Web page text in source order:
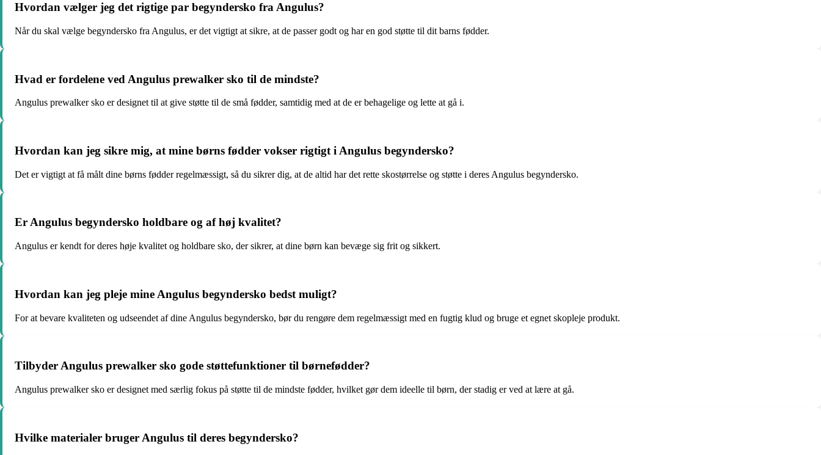
Hvordan vælger jeg det rigtige par begyndersko fra Angulus?
Når du skal vælge begyndersko fra Angulus, er det vigtigt at sikre, at de passer godt og har en god støtte til dit barns fødder.
Hvad er fordelene ved Angulus prewalker sko til de mindste?
Angulus prewalker sko er designet til at give støtte til de små fødder, samtidig med at de er behagelige og lette at gå i.
Hvordan kan jeg sikre mig, at mine børns fødder vokser rigtigt i Angulus begyndersko?
Det er vigtigt at få målt dine børns fødder regelmæssigt, så du sikrer dig, at de altid har det rette skostørrelse og støtte i deres Angulus begyndersko.
Er Angulus begyndersko holdbare og af høj kvalitet?
Angulus er kendt for deres høje kvalitet og holdbare sko, der sikrer, at dine børn kan bevæge sig frit og sikkert.
Hvordan kan jeg pleje mine Angulus begyndersko bedst muligt?
For at bevare kvaliteten og udseendet af dine Angulus begyndersko, bør du rengøre dem regelmæssigt med en fugtig klud og bruge et egnet skopleje produkt.
Tilbyder Angulus prewalker sko gode støttefunktioner til børnefødder?
Angulus prewalker sko er designet med særlig fokus på støtte til de mindste fødder, hvilket gør dem ideelle til børn, der stadig er ved at lære at gå.
Hvilke materialer bruger Angulus til deres begyndersko?